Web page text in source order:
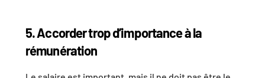
5. Accorder trop d’importance à la
rémunération